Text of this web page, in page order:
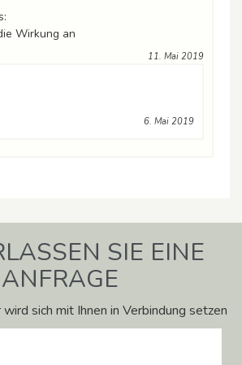
Wirkung an
11. Mai 2019
6. Mai 2019
SIE EINE
ANFRAGE
sich mit Ihnen in Verbindung setzen